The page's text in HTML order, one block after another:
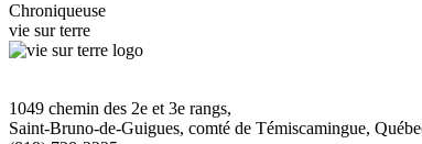
Chroniqueuse
vie sur terre
1049 chemin des 2e et 3e rangs,
Saint-Bruno-de-Guigues, comté de Témiscamingue,